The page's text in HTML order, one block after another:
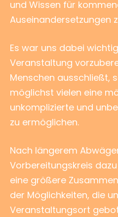
und Wissen für
Auseinandersetzungen
Es war uns dabei
Veranstaltung
Menschen ausschließt,
möglichst vielen eine
unkomplizierte und
zu ermöglichen.
Nach längerem
Vorbereitungskreis
eine größere
der Möglichkeiten, die
Veranstaltungsort